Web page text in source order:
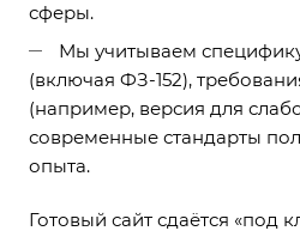
сферы.
Мы учитываем
(включая ФЗ-152),
(например, версия для
современные стандарты
опыта.
Готовый сайт сдаётся «под